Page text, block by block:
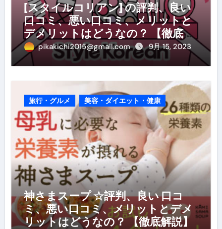
[スタイルコリアン] の評判、良い
口コミ、悪い口コミ、メリットと
デメリットはどうなの？ 【徹底解
説】pikakichi2015@gmail.com 9月 15, 2023
旅行・グルメ 美容・ダイエット・健康
神さまスープ ☆評判、良い 口コ
ミ、悪い口コミ、メリットとデメ
リットはどうなの？ 【徹底解説】